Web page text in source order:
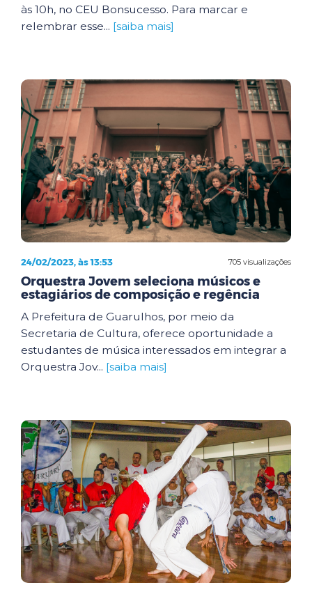
às 10h, no CEU Bonsucesso. Para marcar e
relembrar esse... [saiba mais]
705 visualizações
24/02/2023, às 13:53
Orquestra Jovem seleciona músicos e
estagiários de composição e regência
A Prefeitura de Guarulhos, por meio da
Secretaria de Cultura, oferece oportunidade a
estudantes de música interessados em integrar a
Orquestra Jov... [saiba mais]